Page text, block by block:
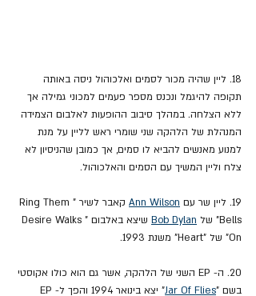
18. ליין שהיה מכור לסמים ואלכוהול ניסה באותה
תקופה להיגמל ונכנס מספר פעמים למכוני גמילה אך
ללא הצלחה. במהלך סיבוב ההופעות לאלבום הצמידה
המנהלת של הלהקה שני שומרי ראש לליין על מנת
למנוע מאנשים להביא לו סמים, אך כמובן שהניסיון לא
צלח וליין המשיך עם הסמים והאלכוהול.
19. ליין שר עם Ann Wilson
קאבר לשיר "Ring Them
Bells" של
Bob Dylan
שיצא באלבום "Desire Walks
On" של "Heart" משנת 1993.
20. ה- EP השני של הלהקה, אשר גם הוא כולו אקוסטי
בשם "Jar Of Flies